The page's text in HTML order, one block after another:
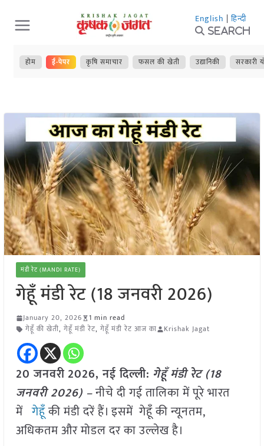
Skip
to
content
English | हिन्दी
Search
होम ई-पेपर कृषि समाचार फसल की खेती उद्यानिकी सरकारी
मंडी रेट (MANDI RATE)
गेहूँ मंडी रेट (18 जनवरी 2026)
January 20, 2026
1 min read
गेहूँ की खेती, गेहूँ मंडी रेट, गेहूँ मंडी रेट आज का Krishak Jagat
20 जनवरी2026,नई दिल्ली: गेहूँ मंडी रेट (18
जनवरी2026) –नीचे दी गई तालिका में पूरे भारत
में गेहूँकी मंडी दरें हैं। इसमें गेहूँ की न्यूनतम,
अधिकतम और मोडल दर का उल्लेख है।